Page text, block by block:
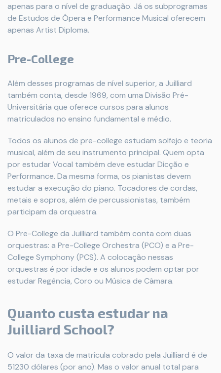
apenas para o nível de graduação. Já os subprogramas
de Estudos de Ópera e Performance Musical oferecem
apenas Artist Diploma.
Pre-College
Além desses programas de nível superior, a Juilliard
também conta, desde 1969, com uma Divisão Pré-
Universitária que oferece cursos para alunos
matriculados no ensino fundamental e médio.
Todos os alunos de pre-college estudam solfejo e teoria
musical, além de seu instrumento principal. Quem opta
por estudar Vocal também deve estudar Dicção e
Performance. Da mesma forma, os pianistas devem
estudar a execução do piano. Tocadores de cordas,
metais e sopros, além de percussionistas, também
participam da orquestra.
O Pre-College da Juilliard também conta com duas
orquestras: a Pre-College Orchestra (PCO) e a Pre-
College Symphony (PCS). A colocação nessas
orquestras é por idade e os alunos podem optar por
estudar Regência, Coro ou Música de Câmara.
Quanto custa estudar na
Juilliard School?
O valor da taxa de matrícula cobrado pela Juilliard é de
51230 dólares (por ano). Mas o valor anual total para